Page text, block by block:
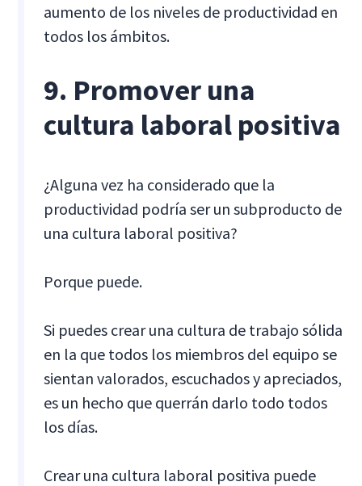
aumento de los niveles de productividad en
todos los ámbitos.
9. Promover una
cultura laboral positiva
¿Alguna vez ha considerado que la
productividad podría ser un subproducto de
una cultura laboral positiva?
Porque puede.
Si puedes crear una cultura de trabajo sólida
en la que todos los miembros del equipo se
sientan valorados, escuchados y apreciados,
es un hecho que querrán darlo todo todos
los días.
Crear una cultura laboral positiva puede